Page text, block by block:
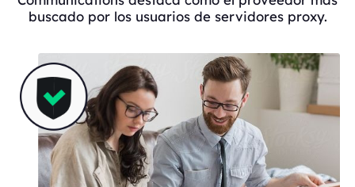
buscado por los usuarios de servidores proxy.